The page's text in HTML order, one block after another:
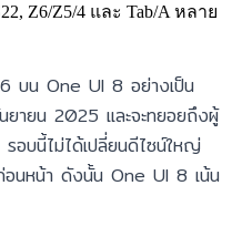
Z6/Z5/4 และ Tab/A หลาย
บน One UI 8 อย่างเป็น
ายน 2025 และจะทยอยถึงผู้
อบนี้ไม่ได้เปลี่ยนดีไซน์ใหญ่
อนหน้า ดังนั้น One UI 8 เน้น